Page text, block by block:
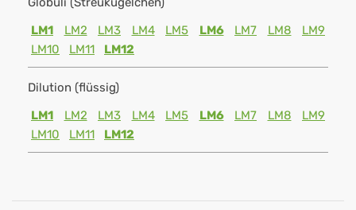
LM1
LM2 LM3 LM4 LM5 LM6 LM7 LM8
LM9
LM10
LM11 LM12
Dilution (flüssig)
LM1
LM2 LM3 LM4 LM5 LM6 LM7 LM8
LM9
LM10
LM11 LM12